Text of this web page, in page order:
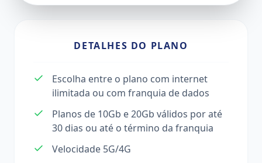
DETALHES DO PLANO
Escolha entre o plano com internet
ilimitada ou com franquia de dados
Planos de 10Gb e 20Gb válidos por até
30 dias ou até o término da franquia
Velocidade 5G/4G